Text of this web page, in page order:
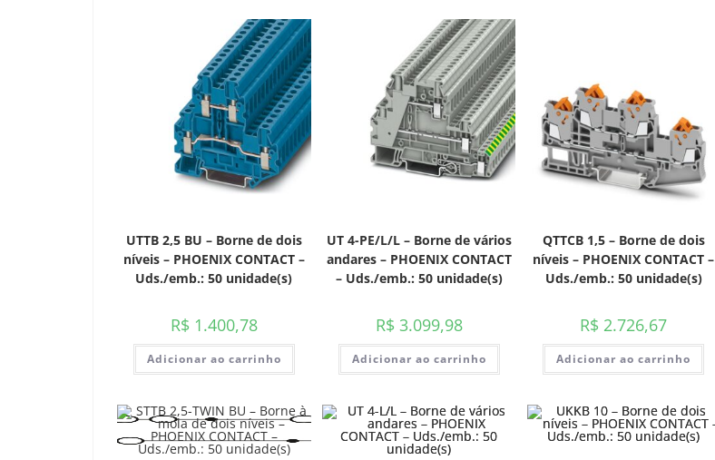
UTTB 2,5 BU – Borne de dois
níveis – PHOENIX CONTACT –
Uds./emb.: 50 unidade(s)
R$ 1.400,78
Adicionar ao carrinho
UT 4-PE/L/L – Borne de vários
andares – PHOENIX CONTACT
– Uds./emb.: 50 unidade(s)
R$ 3.099,98
Adicionar ao carrinho
QTTCB 1,5 – Borne de dois
níveis – PHOENIX CONTACT –
Uds./emb.: 50 unidade(s)
R$ 2.726,67
Adicionar ao carrinho